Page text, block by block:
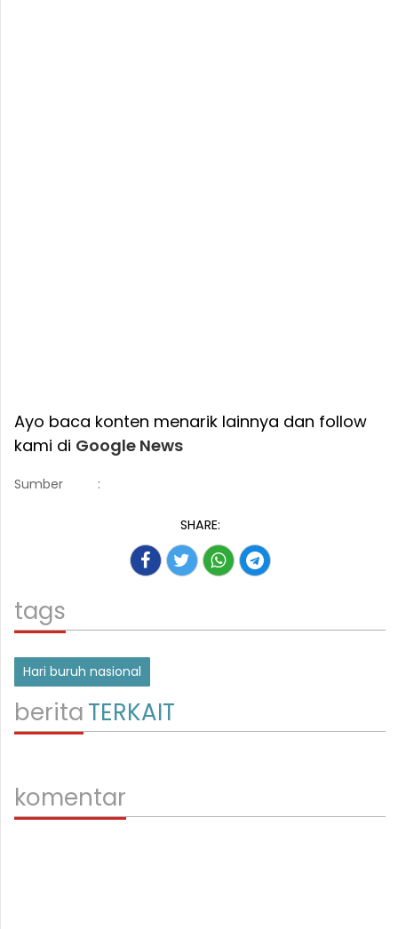
Ayo baca konten menarik lainnya dan follow
kami di Google News
Sumber :
SHARE:
tags
Hari buruh nasional
beritaTERKAIT
komentar